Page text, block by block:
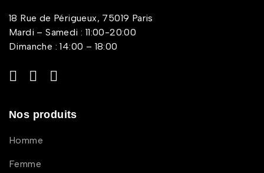
18 Rue de Périgueux, 75019 Paris
Mardi – Samedi : 11:00-20:00
Dimanche : 14:00 – 18:00
Nos produits
Homme
Femme